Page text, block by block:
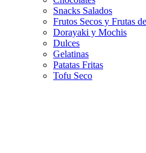
Snacks Salados
Frutos Secos y Frutas
Dorayaki y Mochis
Dulces
Gelatinas
Patatas Fritas
Tofu Seco